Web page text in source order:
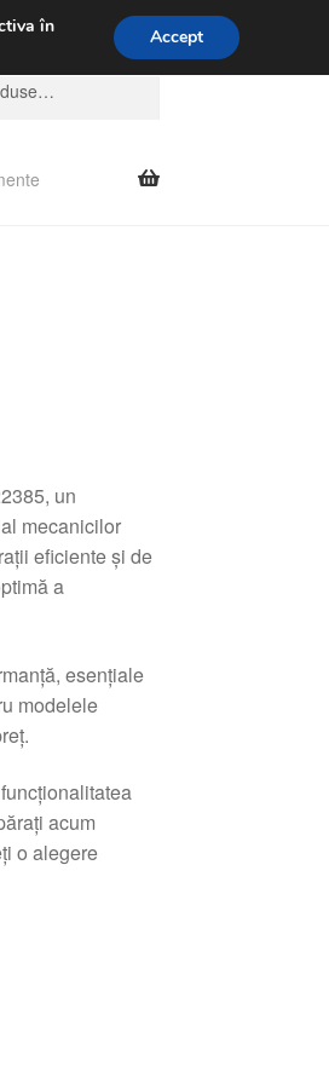
un
mecanicilor
eficiente și de
a
esențiale
modelele
acum
o alegere
în Accept